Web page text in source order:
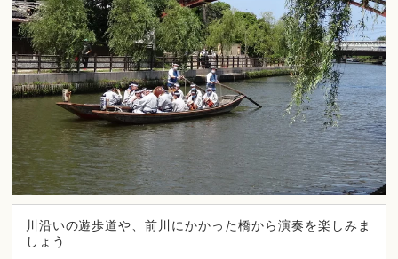
川沿いの遊歩道や、前川にかかった橋から演奏を楽しみま
しょう